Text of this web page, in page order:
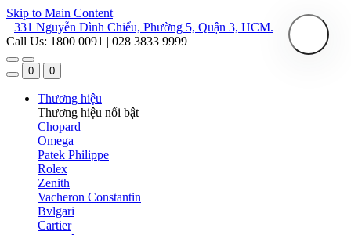
Skip to Main Content
331 Nguyễn Đình Chiểu, Phường 5, Quận 3, HCM.
Call Us: 1800 0091 | 028 3833 9999
0 0
Thương hiệu
Thương hiệu nổi bật
Chopard
Omega
Patek Philippe
Rolex
Zenith
Vacheron Constantin
Bvlgari
Cartier